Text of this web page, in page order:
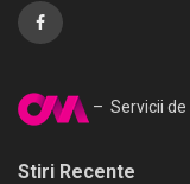
– Servicii
Stiri Recente